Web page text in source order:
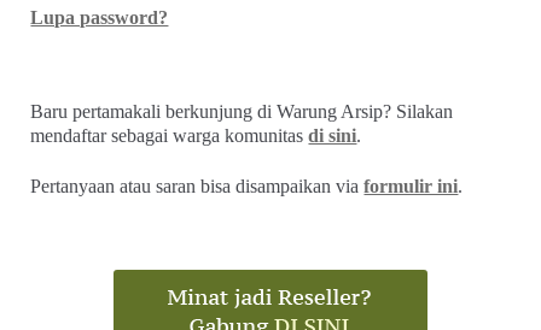
Lupa password?
Baru pertamakali berkunjung di Warung Arsip? Silakan
mendaftar sebagai warga komunitasdi sini.
Pertanyaan atau saran bisa disampaikan viaformulir ini.